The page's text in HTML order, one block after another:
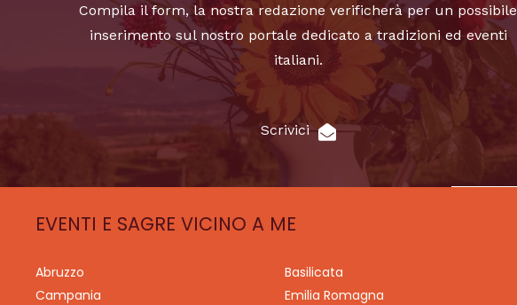
Compila il form, la nostra redazione verificherà per un possibile
inserimento sul nostro portale dedicato a tradizioni ed eventi
italiani.
Scrivici
EVENTI E SAGRE VICINO A ME
Abruzzo Basilicata
Campania
Emilia Romagna